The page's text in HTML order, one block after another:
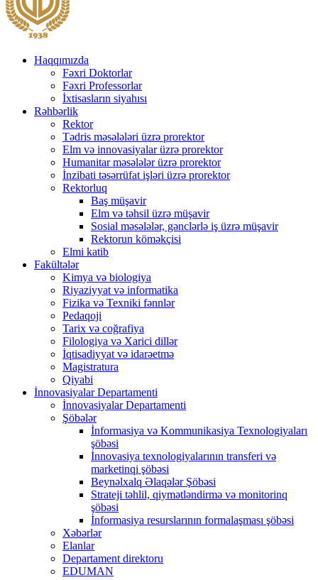
Haqqımızda
Fəxri Doktorlar
Fəxri Professorlar
İxtisasların siyahısı
Rəhbərlik
Rektor
Tədris məsələləri üzrə prorektor
Elm və innovasiyalar üzrə prorektor
Humanitar məsələlər üzrə prorektor
İnzibati təsərrüfat işləri üzrə prorektor
Rektorluq
Baş müşavir
Elm və təhsil üzrə müşavir
Sosial məsələlər, gənclərlə iş üzrə müşavir
Rektorun köməkçisi
Elmi katib
Fakültələr
Kimya və biologiya
Riyaziyyat və informatika
Fizika və Texniki fənnlər
Pedaqoji
Tarix və coğrafiya
Filologiya və Xarici dillər
İqtisadiyyat və idarəetmə
Magistratura
Qiyabi
İnnovasiyalar Departamenti
İnnovasiyalar Departamenti
Şöbələr
İnformasiya və Kommunikasiya Texnologiyaları
şöbəsi
İnnovasiya texnologiyalarının transferi və
marketinqi şöbəsi
Beynəlxalq Əlaqələr Şöbəsi
Strateji təhlil, qiymətləndirmə və monitorinq
şöbəsi
İnformasiya resurslarının formalaşması şöbəsi
Xəbərlər
Elanlar
Departament direktoru
EDUMAN